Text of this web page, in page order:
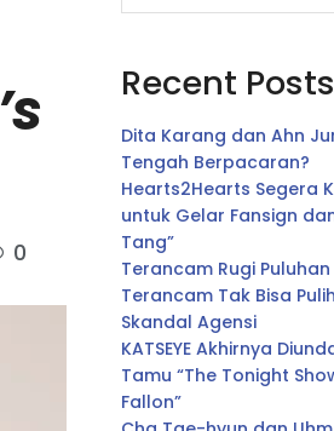
0
Recent Posts
Dita Karang dan Ahn
Tengah Berpacaran?
Hearts2Hearts Segera
untuk Gelar Fansign
Tang”
Terancam Rugi Puluhan
Terancam Tak Bisa
Skandal Agensi
KATSEYE Akhirnya
Tamu “The Tonight
Fallon”